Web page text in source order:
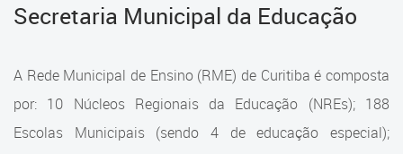
Contato
úteis
Portal da Prefeitura de Curitiba
Crianças e estudantes
Contato
Estrutura da Secretaria
Secretaria Municipal da Educação
A Rede Municipal de Ensino (RME) de Curitiba é composta
por: 10 Núcleos Regionais da Educação (NREs); 188
Escolas Municipais (sendo 4 de educação especial);